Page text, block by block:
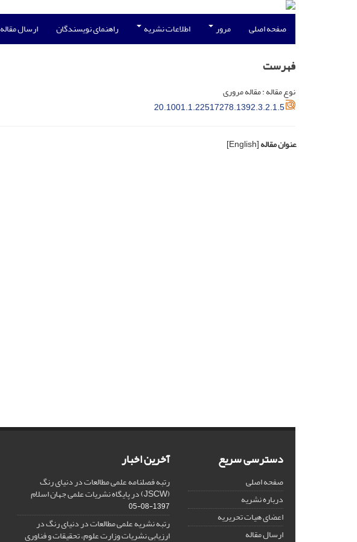
صفحه اصلی مرور اطلاعات نشریه راهنمای نویسندگان ارسال مقاله
فهرست
نوع مقاله : مقاله مروری
20.1001.1.22517278.1392.3.2.1.5
عنوان مقاله[English]
دسترسی سریع
صفحه اصلی
درباره نشریه
اعضای هیات تحریریه
ارسال مقاله
آخرین اخبار
رتبه فصلنامه علمی مطالعات در دنیای رنگ
(JSCW) در پایگاه نشریات علمی جهان اسلام
1397-08-05
رتبه نشریه علمی مطالعات در دنیای رنگ در
ارزیابی نشریات وزارت علوم، تحقیقات و فناوری